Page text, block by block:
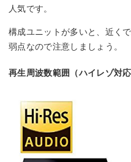
人気です。
構成ユニットが多いと、近く
弱点なので注意しましょう。
再生周波数範囲（ハイレゾ対